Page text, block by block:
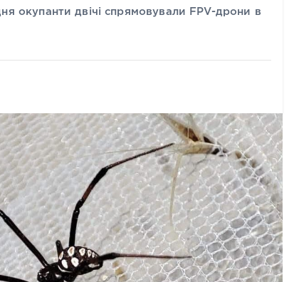
окупанти двічі спрямовували FPV-дрони в